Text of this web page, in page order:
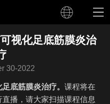
视化足底筋膜炎治
30-2022
足底筋膜炎治疗。 课程将在
播，请大家扫描课程信息